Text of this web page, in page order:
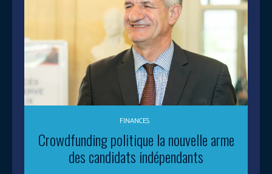
FINANCES
Crowdfunding politique la nouvelle arme
des candidats indépendants